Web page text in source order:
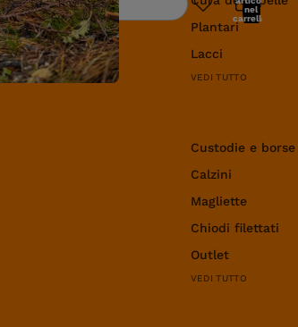
Plantari
Lacci
VEDI TUTTO
Custodie e
Calzini
Magliette
Chiodi filettati
Outlet
VEDI TUTTO
Ricerca
nel
carrello: